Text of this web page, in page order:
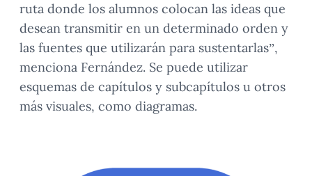
ruta donde los alumnos colocan las ideas que
desean transmitir en un determinado orden y
las fuentes que utilizarán para sustentarlas”,
menciona Fernández. Se puede utilizar
esquemas de capítulos y subcapítulos u otros
más visuales, como diagramas.